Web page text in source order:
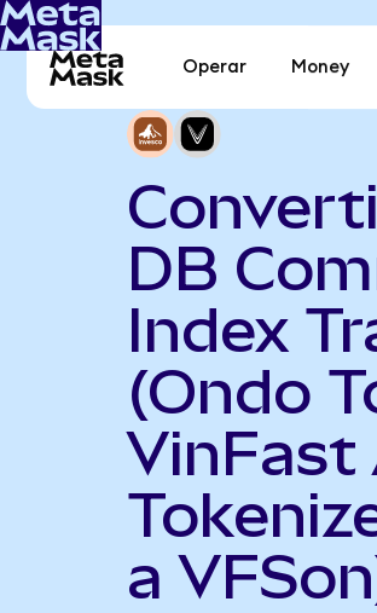
Operar Money
DB
Index
(Ondo
VinFast
a